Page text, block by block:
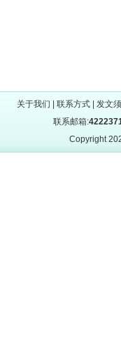
关于我们 联系方式| 发文
联系邮箱:
Copyright